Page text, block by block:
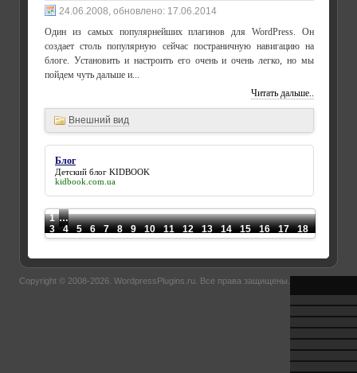
17.06.2014
, обновлено:
Один из самых популярнейших плагинов для WordPress. Он
создает столь популярную сейчас постраничную навигацию на
блоге. Установить и настроить его очень и очень легко, но мы
пойдем чуть дальше и...
Читать дальше..
Внешний вид
Блог
Детский блог KIDBOOK
kidbook.com.ua
1 …
3
4 5 6 7 8 9 10 11 12 13 14 15 16 17 18
Copyright © 2008-2026. WordpressPlugins.ru . Все права защищены.